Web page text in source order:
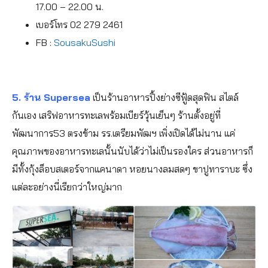
17.00 – 22.00 น.
เบอร์โทร 02 279 2461
FB : SousakuSushi
5. ร้าน Supersea เป็นร้านอาหารปิ้งย่างซีฟู้ดสุดฟิน สไตล์
กันเอง เสริฟอาหารทะเลพร้อมเบียร์วุ้นเย็นๆ ร้านตั้งอยู่ที่
พัฒนาการ53 ตรงข้าม รร.เตรียมพัฒฯ เพิ่งเปิดได้ไม่นาน แค่
คุณภาพของอาหารทะเลนั้นนับได้ว่าไม่เป็นรองใคร ส่วนอาหารก็
มีทั้งกุ้งล็อบสเตอร์จากแคนาดา หอยนางลมสดๆ ขาปูทาราบะ ซึ่ง
แต่ละอย่างนี่เรียกว่าใหญ่มาก